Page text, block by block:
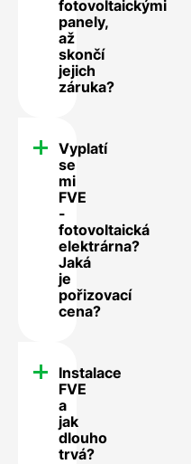
fotovoltaickými
panely,
až
skončí
jejich
záruka?
Vyplatí
se
mi
FVE
-
fotovoltaická
elektrárna?
Jaká
je
pořizovací
cena?
Instalace
FVE
a
jak
dlouho
trvá?